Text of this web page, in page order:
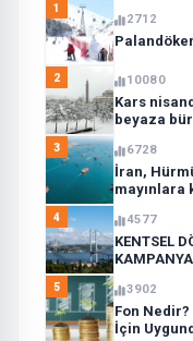
1
2712
2 10080
Kars
beyaza
3 6728
İran,
mayınlara
4 4577
KENTSEL
5 3902
Fon Nedir?
İçin